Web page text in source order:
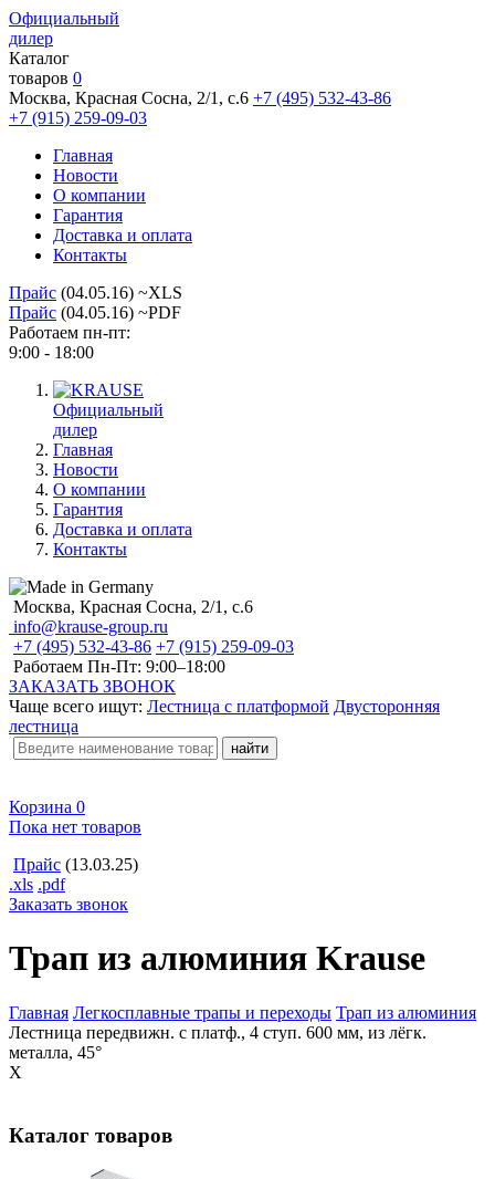
Официальный
дилер
Каталог
товаров 0
Москва, Красная Сосна, 2/1, с.6 +7 (495) 532-43-86
+7 (915) 259-09-03
Главная
Новости
О компании
Гарантия
Доставка и оплата
Контакты
Прайс (04.05.16) ~XLS
Прайс (04.05.16) ~PDF
Работаем пн-пт:
9:00 - 18:00
Официальный
дилер
Главная
Новости
О компании
Гарантия
Доставка и оплата
Контакты
Москва, Красная Сосна, 2/1, с.6
info@krause-group.ru
+7 (495) 532-43-86 +7 (915) 259-09-03
Работаем Пн-Пт: 9:00–18:00
ЗАКАЗАТЬ ЗВОНОК
Чаще всего ищут: Лестница с платформой Двусторонняя
лестница
Корзина 0
Пока нет товаров
Прайс (13.03.25)
.xls .pdf
Заказать звонок
Трап из алюминия Krause
Главная Легкосплавные трапы и переходы Трап из алюминия
Лестница передвижн. с платф., 4 ступ. 600 мм, из лёгк.
металла, 45°
X
Каталог товаров